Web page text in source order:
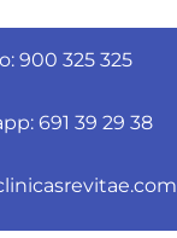
900 325 325
691 39 29 38